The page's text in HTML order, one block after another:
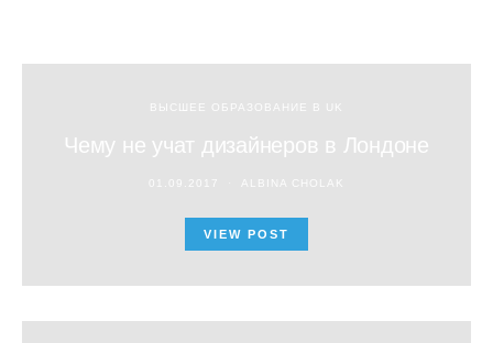
ВЫСШЕЕ ОБРАЗОВАНИЕ В UK
Чему не учат дизайнеров в Лондоне
01.09.2017 ALBINA CHOLAK
VIEW POST